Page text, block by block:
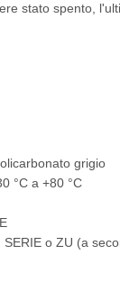
stato spento,
grigio
°C a +80 °C
o ZU (a